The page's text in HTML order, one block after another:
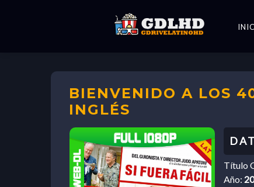
BIENVENIDO A LOS
INGLÉS
Título
Año: